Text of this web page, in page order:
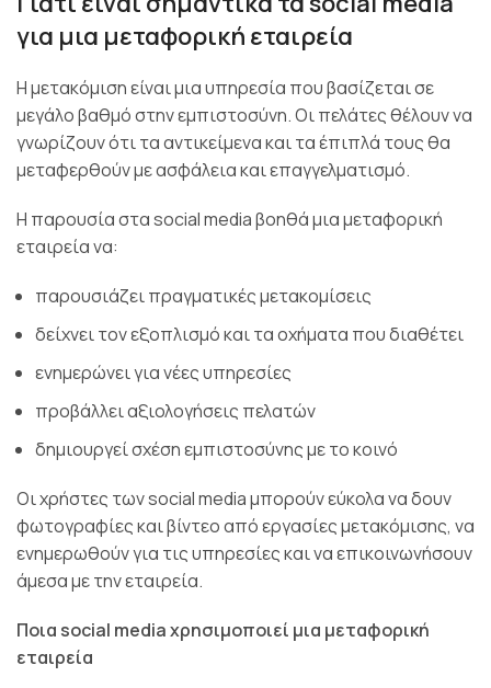
για μια μεταφορική εταιρεία
Η μετακόμιση είναι μια υπηρεσία που βασίζεται σε
μεγάλο βαθμό στην εμπιστοσύνη. Οι πελάτες θέλουν να
γνωρίζουν ότι τα αντικείμενα και τα έπιπλά τους θα
μεταφερθούν με ασφάλεια και επαγγελματισμό.
Η παρουσία στα social media βοηθά μια μεταφορική
εταιρεία να:
παρουσιάζει πραγματικές μετακομίσεις
δείχνει τον εξοπλισμό και τα οχήματα που διαθέτει
ενημερώνει για νέες υπηρεσίες
προβάλλει αξιολογήσεις πελατών
δημιουργεί σχέση εμπιστοσύνης με το κοινό
Οι χρήστες των social media μπορούν εύκολα να δουν
φωτογραφίες και βίντεο από εργασίες μετακόμισης, να
ενημερωθούν για τις υπηρεσίες και να επικοινωνήσουν
άμεσα με την εταιρεία.
Ποια social media χρησιμοποιεί μια μεταφορική
εταιρεία